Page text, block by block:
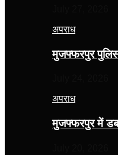
अपराध
मुजफ्फरपुर
अपराध
मुजफ्फरपुर में